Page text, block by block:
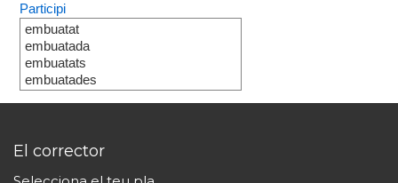
Participi
embuatat
embuatada
embuatats
embuatades
El corrector